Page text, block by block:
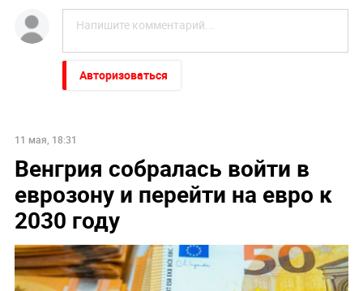
Авторизоваться
11 мая, 18:31
Венгрия собралась войти в
еврозону и перейти на евро к
2030 году